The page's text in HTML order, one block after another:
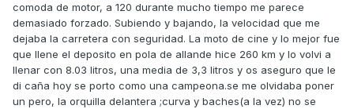
comoda de motor, a 120 durante mucho tiempo me parece
demasiado forzado. Subiendo y bajando, la velocidad que me
dejaba la carretera con seguridad. La moto de cine y lo mejor fue
que llene el deposito en pola de allande hice 260 km y lo volvi a
llenar con 8.03 litros, una media de 3,3 litros y os aseguro que le
di caña hoy se porto como una campeona.se me olvidaba poner
un pero, la orquilla delantera ;curva y baches(a la vez) no se